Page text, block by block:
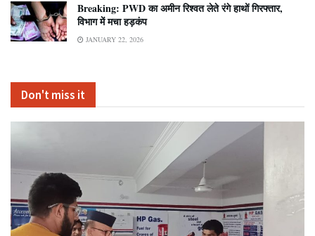
Breaking: PWD का अमीन रिश्वत लेते रंगे हाथों गिरफ्तार,
विभाग में मचा हड़कंप
JANUARY 22, 2026
Don't miss it